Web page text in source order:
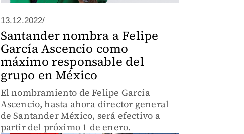
13.12.2022/
Santander nombra a Felipe
García Ascencio como
máximo responsable del
grupo en México
El nombramiento de Felipe García
Ascencio, hasta ahora director general
de Santander México, será efectivo a
partir del próximo 1 de enero.